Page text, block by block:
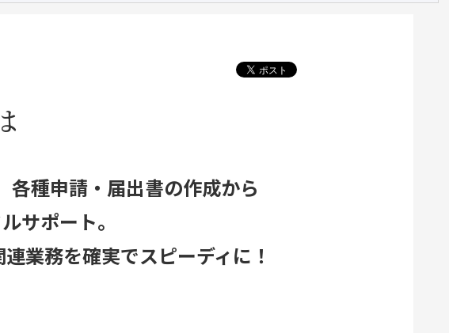
種申請・届出書の作成から
サポート。
業務を確実でスピーディに！